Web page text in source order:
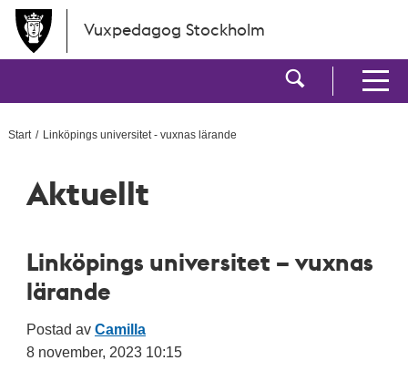
Hoppa till huvudinnehållet
Vuxpedagog Stockholm
Visa
Visa
Start Linköpings universitet - vuxnas lärande
Aktuellt
Linköpings universitet – vuxnas
lärande
Postad av Camilla
8 november, 2023 10:15